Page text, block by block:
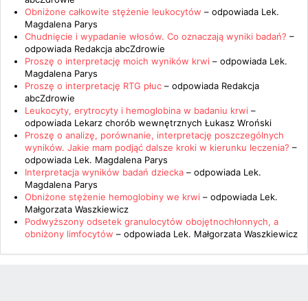
Obniżone całkowite stężenie leukocytów – odpowiada Lek.
Magdalena Parys
Chudnięcie i wypadanie włosów. Co oznaczają wyniki badań? –
odpowiada Redakcja abcZdrowie
Proszę o interpretację moich wyników krwi – odpowiada Lek.
Magdalena Parys
Proszę o interpretację RTG płuc – odpowiada Redakcja
abcZdrowie
Leukocyty, erytrocyty i hemoglobina w badaniu krwi –
odpowiada Lekarz chorób wewnętrznych Łukasz Wroński
Proszę o analizę, porównanie, interpretację poszczególnych
wyników. Jakie mam podjąć dalsze kroki w kierunku leczenia? –
odpowiada Lek. Magdalena Parys
Interpretacja wyników badań dziecka – odpowiada Lek.
Magdalena Parys
Obniżone stężenie hemoglobiny we krwi – odpowiada Lek.
Małgorzata Waszkiewicz
Podwyższony odsetek granulocytów obojętnochłonnych, a
obniżony limfocytów – odpowiada Lek. Małgorzata Waszkiewicz